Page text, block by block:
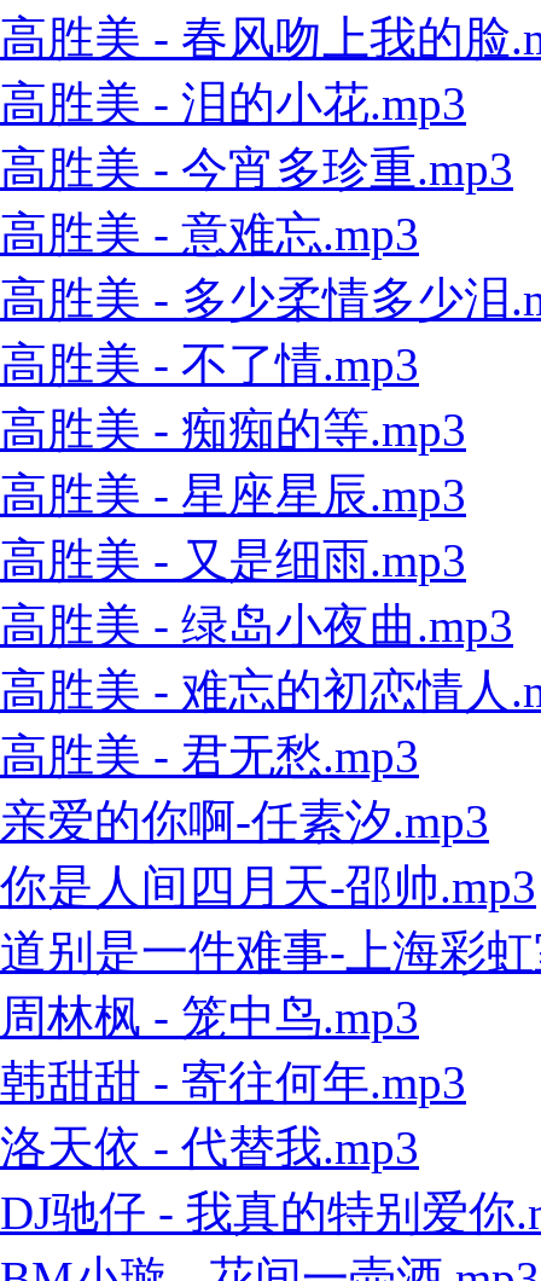
高胜美 - 春风吻上我的脸
高胜美 - 泪的小花.mp3
高胜美 - 今宵多珍重.mp3
高胜美 - 意难忘.mp3
高胜美 - 多少柔情多少泪
高胜美 - 不了情.mp3
高胜美 - 痴痴的等.mp3
高胜美 - 星座星辰.mp3
高胜美 - 又是细雨.mp3
高胜美 - 绿岛小夜曲.mp3
高胜美 - 难忘的初恋情人
高胜美 - 君无愁.mp3
亲爱的你啊-任素汐.mp3
你是人间四月天-邵帅.mp3
道别是一件难事-上海彩
周林枫 - 笼中鸟.mp3
韩甜甜 - 寄往何年.mp3
洛天依 - 代替我.mp3
DJ驰仔 - 我真的特别爱你